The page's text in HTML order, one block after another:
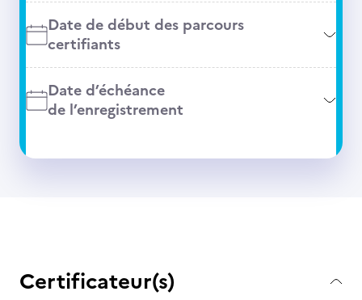
Date de début des parcours
certifiants
Date d’échéance
de l’enregistrement
Certificateur(s)